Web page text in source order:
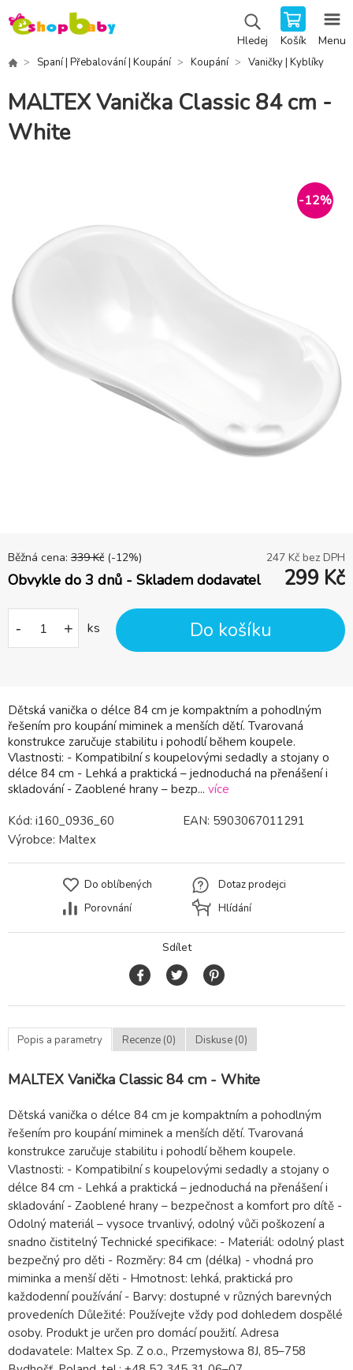
Hledej Košík Menu
Spaní | Přebalování | Koupání Koupání Vaničky | Kyblíky
MALTEX Vanička Classic 84 cm -
White
-12%
Dětská vanička o délce 84 cm je kompaktním a pohodlným
řešením pro koupání miminek a menších dětí. Tvarovaná
konstrukce zaručuje stabilitu i pohodlí během koupele.
Vlastnosti: - Kompatibilní s koupelovými sedadly a stojany o
délce 84 cm - Lehká a praktická – jednoduchá na přenášení i
skladování - Zaoblené hrany – bezp... více
Běžná cena: 339 Kč (-12%) 247 Kč bez DPH
Obvykle do 3 dnů - Skladem dodavatel 299 Kč
- + ks Do košíku
Kód: i160_0936_60 EAN: 5903067011291
Výrobce: Maltex
Do oblíbených
Porovnání
Dotaz prodejci
Hlídání
Sdílet
Popis a parametry Recenze (0) Diskuse (0)
MALTEX Vanička Classic 84 cm - White
Dětská vanička o délce 84 cm je kompaktním a pohodlným
řešením pro koupání miminek a menších dětí. Tvarovaná
konstrukce zaručuje stabilitu i pohodlí během koupele.
Vlastnosti: - Kompatibilní s koupelovými sedadly a stojany o
délce 84 cm - Lehká a praktická – jednoduchá na přenášení i
skladování - Zaoblené hrany – bezpečnost a komfort pro dítě -
Odolný materiál – vysoce trvanlivý, odolný vůči poškození a
snadno čistitelný Technické specifikace: - Materiál: odolný plast
bezpečný pro děti - Rozměry: 84 cm (délka) - vhodná pro
miminka a menší děti - Hmotnost: lehká, praktická pro
každodenní používání - Barvy: dostupné v různých barevných
provedeních Důležité: Používejte vždy pod dohledem dospělé
osoby. Produkt je určen pro domácí použití. Adresa
dodavatele: Maltex Sp. Z o.o., Przemysłowa 8J, 85–758